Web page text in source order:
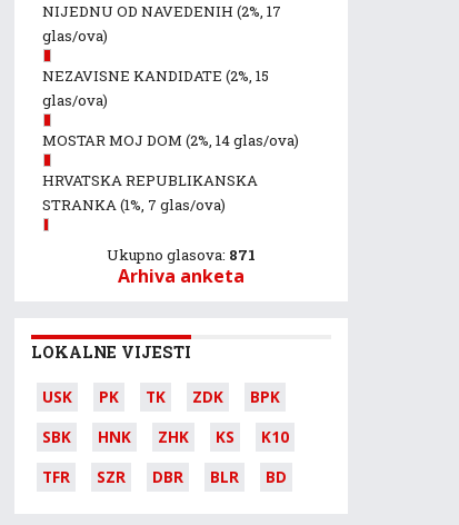
NIJEDNU OD NAVEDENIH (2%, 17
glas/ova)
NEZAVISNE KANDIDATE (2%, 15
glas/ova)
MOSTAR MOJ DOM (2%, 14 glas/ova)
HRVATSKA REPUBLIKANSKA
STRANKA(1%, 7 glas/ova)
Ukupno glasova: 871
Arhiva anketa
LOKALNE VIJESTI
USK PK TK ZDK
BPK
SBK
HNK ZHK KS
K10
TFR
SZR DBR BLR BD